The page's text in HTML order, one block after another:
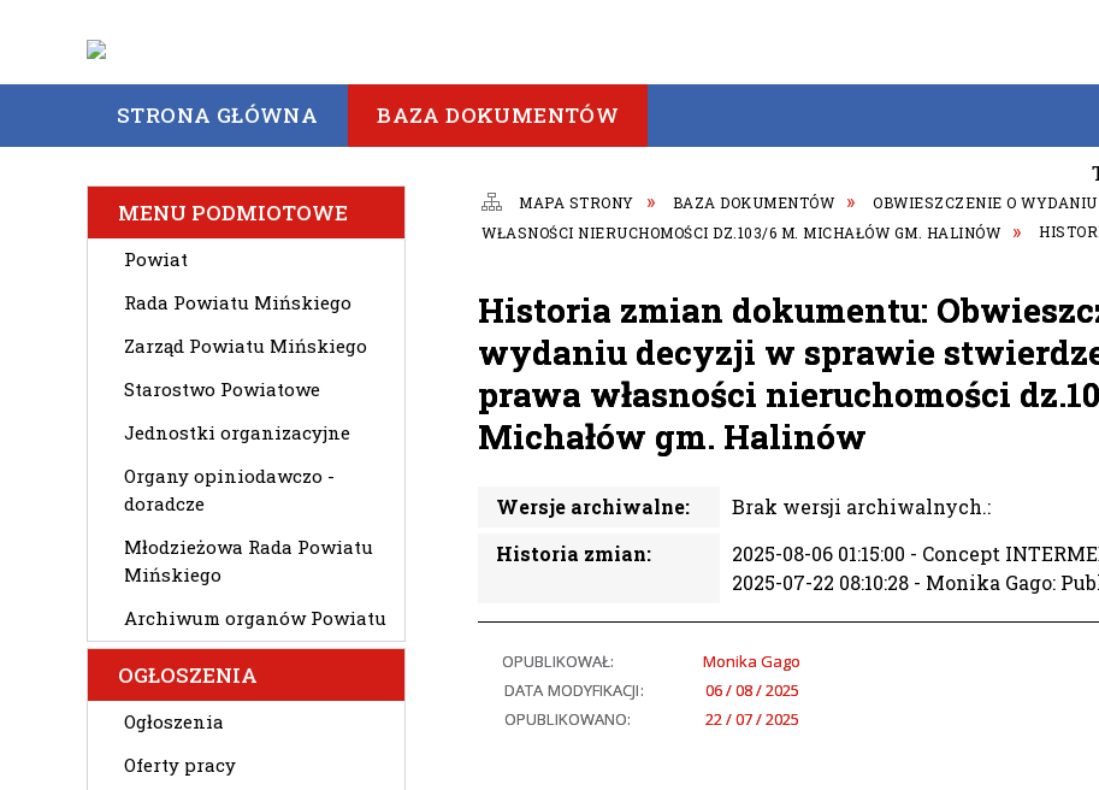
STRONA GŁÓWNA BAZA DOKUMENTÓW
MENU PODMIOTOWE
Powiat
Rada Powiatu Mińskiego
Zarząd Powiatu Mińskiego
Starostwo Powiatowe
Jednostki organizacyjne
Organy opiniodawczo -
doradcze
Młodzieżowa Rada Powiatu
Mińskiego
Archiwum organów Powiatu
OGŁOSZENIA
Ogłoszenia
Oferty pracy
MAPA STRONY BAZA DOKUMENTÓW
OBWIESZCZENIE O
WŁASNOŚCI NIERUCHOMOŚCI DZ.103/6 M. MICHAŁÓW GM. HALINÓW
Historia zmian dokumentu:
wydaniu decyzji w sprawie
prawa własności nieruchomości
Michałów gm. Halinów
Wersje archiwalne:
Brak wersji archiwalnych.:
Historia zmian:
2025-08-06 01:15:00 - Concept
2025-07-22 08:10:28 - Monika Gago:
OPUBLIKOWAŁ:
Monika Gago
DATA MODYFIKACJI:
06 / 08 / 2025
OPUBLIKOWANO:
22 / 07 / 2025